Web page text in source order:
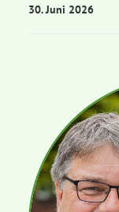
30. Juni 2026